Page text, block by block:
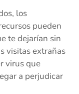
los
pueden
te dejarían sin
visitas extrañas
virus que
a perjudicar